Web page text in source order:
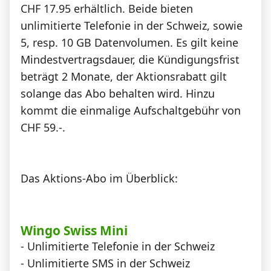
Forum
Über uns
Datenschutz
CHF 17.95 erhältlich. Beide bieten
unlimitierte Telefonie in der Schweiz, sowie
5, resp. 10 GB Datenvolumen. Es gilt keine
Mindestvertragsdauer, die Kündigungsfrist
beträgt 2 Monate, der Aktionsrabatt gilt
solange das Abo behalten wird. Hinzu
kommt die einmalige Aufschaltgebühr von
CHF 59.-.
Das Aktions-Abo im Überblick:
Wingo Swiss Mini
- Unlimitierte Telefonie in der Schweiz
- Unlimitierte SMS in der Schweiz